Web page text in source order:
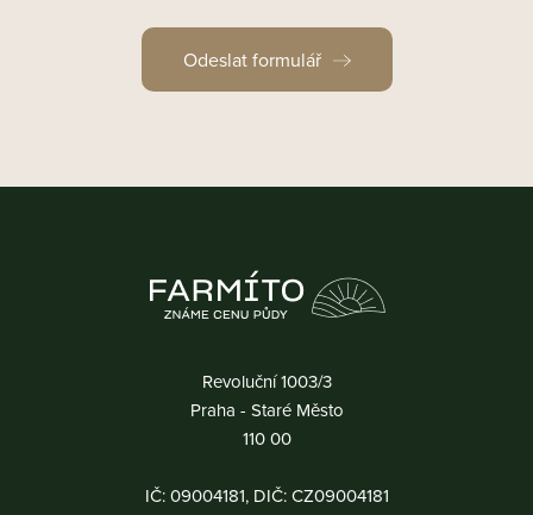
Odeslat formulář
Revoluční 1003/3
Praha - Staré Město
110 00
IČ: 09004181, DIČ: CZ09004181